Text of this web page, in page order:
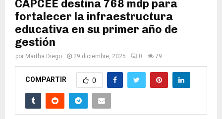
CAPCEE destina 768 mdp para
fortalecer la infraestructura
educativa en su primer año de
gestión
por Martha Diego 29 diciembre, 2025 0 79
COMPARTIR 0